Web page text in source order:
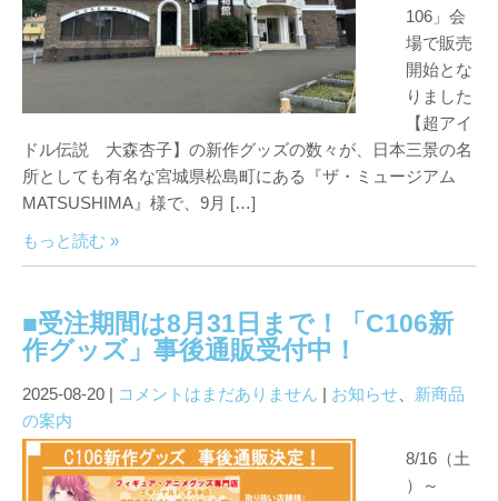
106」会
場で販売
開始とな
りました
【超アイ
ドル伝説 大森杏子】の新作グッズの数々が、日本三景の名
所としても有名な宮城県松島町にある『ザ・ミュージアム
MATSUSHIMA』様で、9月 […]
もっと読む »
■受注期間は8月31日まで！「C106新
作グッズ」事後通販受付中！
2025-08-20 | コメントはまだありません | お知らせ
新商品
の案内
8/16（土
）～